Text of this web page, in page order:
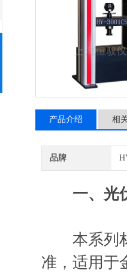
产品介绍 相
品牌
一、 光
本系列材
准，适用于